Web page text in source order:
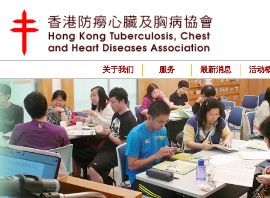
关于我们 服务 最新消息 活动